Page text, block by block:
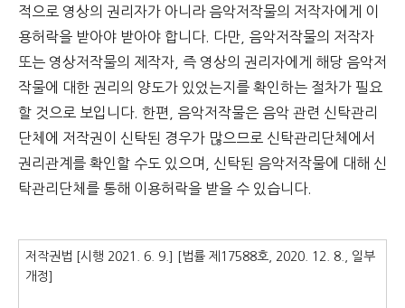
적으로 영상의 권리자가 아니라 음악저작물의 저작자에게 이
용허락을 받아야 받아야 합니다. 다만, 음악저작물의 저작자
또는 영상저작물의 제작자, 즉 영상의 권리자에게 해당 음악저
작물에 대한 권리의 양도가 있었는지를 확인하는 절차가 필요
할 것으로 보입니다. 한편, 음악저작물은 음악 관련 신탁관리
단체에 저작권이 신탁된 경우가 많으므로 신탁관리단체에서
권리관계를 확인할 수도 있으며, 신탁된 음악저작물에 대해 신
탁관리단체를 통해 이용허락을 받을 수 있습니다.
저작권법 [시행 2021. 6. 9.] [법률 제17588호, 2020. 12. 8., 일부
개정]